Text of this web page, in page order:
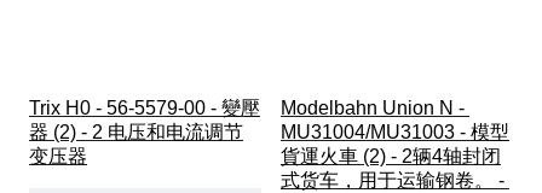
Trix H0 - 56-5579-00 - 變壓
器 (2) - 2 电压和电流调节
变压器
Modelbahn Union N -
MU31004/MU31003 - 模型
貨運火車 (2) - 2辆4轴封闭
式货车，用于运输钢卷。 -